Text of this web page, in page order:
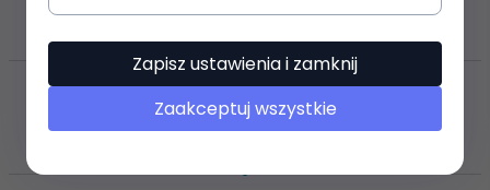
FILMY VIDEO
ZASOBY DOTYCZĄCE
BEZPIECZEŃSTWA I PRODUKTÓW
Zapisz ustawienia i zamknij
Zaakceptuj wszystkie